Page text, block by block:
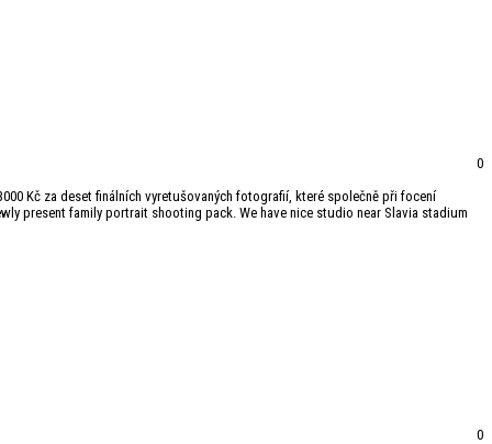
0
Kč za deset finálních vyretušovaných fotografií, které společně při focení
present family portrait shooting pack. We have nice studio near Slavia stadium
0